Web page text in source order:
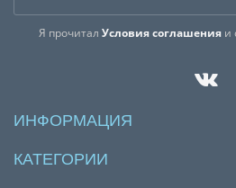
Я прочитал Условия соглашенияи
ИНФОРМАЦИЯ
КАТЕГОРИИ